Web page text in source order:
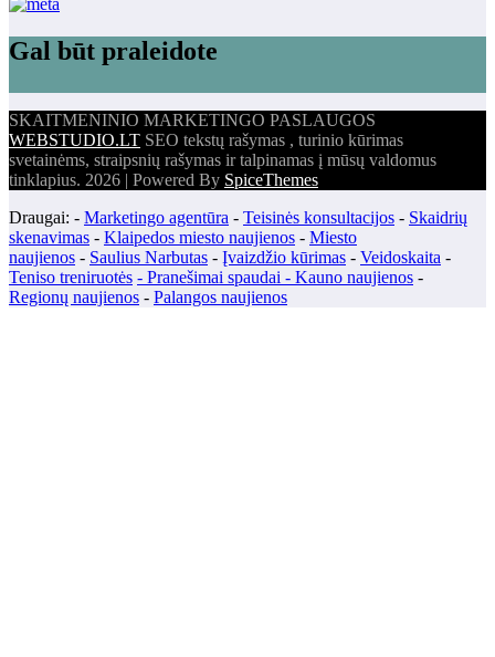
Gal būt praleidote
SKAITMENINIO MARKETINGO PASLAUGOS
WEBSTUDIO.LT SEO tekstų rašymas , turinio kūrimas
svetainėms, straipsnių rašymas ir talpinamas į mūsų valdomus
tinklapius. 2026 | Powered By SpiceThemes
Draugai: - Marketingo agentūra - Teisinės konsultacijos - Skaidrių
skenavimas - Klaipedos miesto naujienos - Miesto
naujienos - Saulius Narbutas - Įvaizdžio kūrimas - Veidoskaita -
Teniso treniruotės - Pranešimai spaudai - Kauno naujienos -
Regionų naujienos - Palangos naujienos